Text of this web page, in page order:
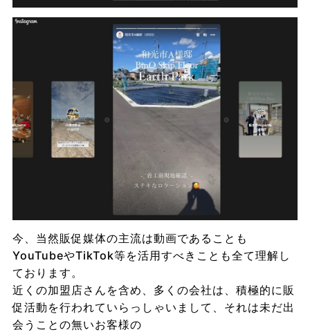
今、当然販促媒体の主流は動画であることも
YouTubeやTikTok等を活用すべきことも全て理解し
ております。
近くの加盟店さんを含め、多くの会社は、積極的に販
促活動を行われていらっしゃいまして、それは未だ出
会うことの無いお客様の